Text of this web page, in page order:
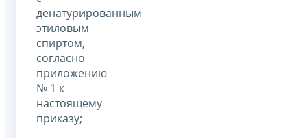
денатурированным
этиловым
спиртом,
согласно
приложению
№ 1 к
настоящему
приказу;